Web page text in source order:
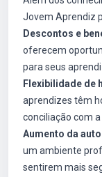
Jovem Aprendiz
Descontos e
oferecem
para seus
Flexibilidade de
aprendizes têm
conciliação com
Aumento da
um ambiente
sentirem mais